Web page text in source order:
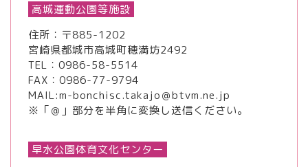
高城運動公園等施設
住所：〒885-1202
宮崎県都城市高城町穂満坊2492
TEL： 0986-58-5514
FAX：0986-77-9794
MAIL:m-bonchisc.takajo＠btvm.ne.jp
※「＠」部分を半角に変換し送信ください。
早水公園体育文化センター